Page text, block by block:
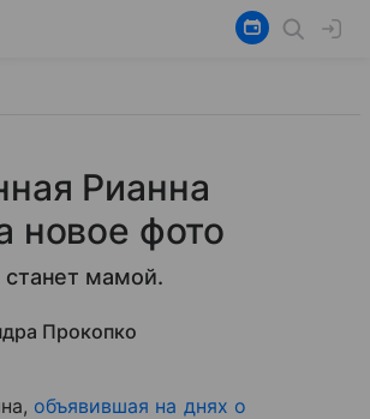
Рианна
новое фото
мамой.
Прокопко
объявившая на днях о